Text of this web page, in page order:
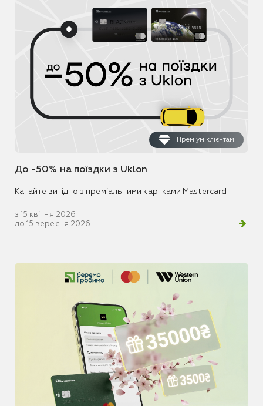
Преміум клієнтам
До -50% на поїздки з Uklon
Катайте вигідно з преміальними картками Mastercard
з 15 квітня 2026
до 15 вересня 2026